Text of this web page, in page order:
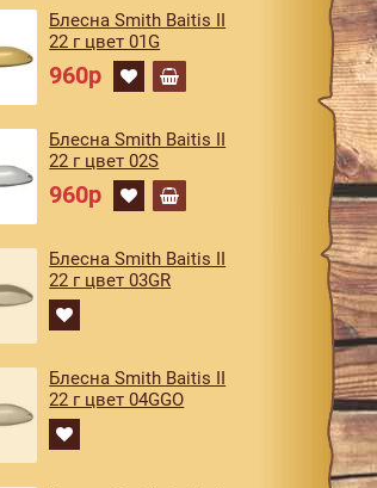
Блесна Smith Baitis II
22 г цвет 01G
960р
Блесна Smith Baitis II
22 г цвет 02S
960р
Блесна Smith Baitis II
22 г цвет 03GR
Блесна Smith Baitis II
22 г цвет 04GGO